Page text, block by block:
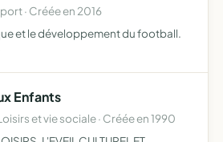
· Créée en 2016
et le développement du football.
Enfants
et vie sociale · Créée en 1990